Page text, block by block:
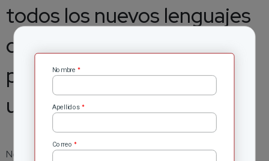
Nombre *
Apellidos *
Correo *
todos los nuevos lenguajes
de programación o es
preferible especializarse en
uno?
No es necesario aprender todos los nuevos lenguajes de